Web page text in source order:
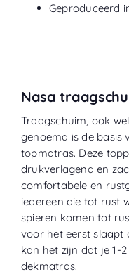
Geproduceerd
Nasa
Traagschuim, ook
genoemd is de basis
topmatras. Deze
drukverlagend en
comfortabele en
iedereen die tot rust
spieren komen tot
voor het eerst
kan het zijn dat je 1-
dekmatras.